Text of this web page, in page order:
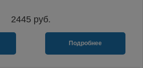
2445 руб.
Подробнее